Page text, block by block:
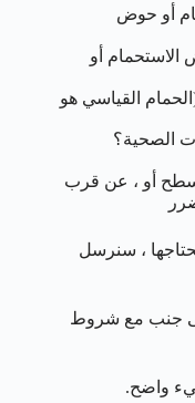
أو حوض
أو
القياسي هو
الصحية؟
أو ، عن قرب
، سنرسل
إلى جنب مع شروط
واضح.